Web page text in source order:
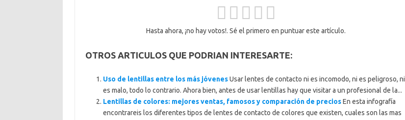
Hasta ahora, ¡no hay votos!. Sé el primero en puntuar este artículo.
OTROS ARTICULOS QUE PODRIAN INTERESARTE:
Uso de lentillas entre los más jóvenes Usar lentes de contacto ni es incomodo, ni es peligroso, ni
es malo, todo lo contrario. Ahora bien, antes de usar lentillas hay que visitar a un profesional de la...
Lentillas de colores: mejores ventas, famosos y comparación de precios En esta infografía
encontrareis los diferentes tipos de lentes de contacto de colores que existen, cuales son las mas